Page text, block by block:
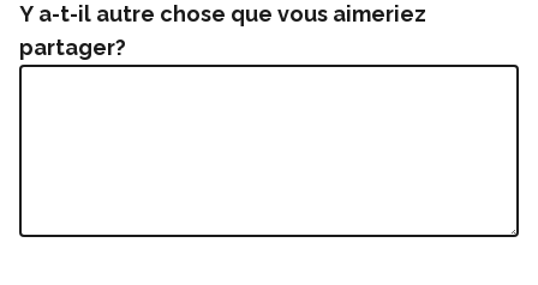
Y a-t-il autre chose que vous aimeriez
partager?